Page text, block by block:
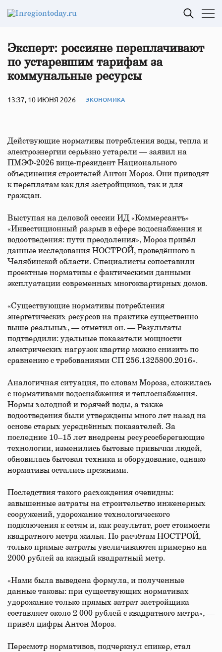
Эксперт: россияне переплачивают
по устаревшим тарифам за
коммунальные ресурсы
13:37, 10 ИЮНЯ 2026 ЭКОНОМИКА
Действующие нормативы потребления воды, тепла и
электроэнергии серьёзно устарели — заявил на
ПМЭФ-2026 вице-президент Национального
объединения строителей Антон Мороз. Они приводят
к переплатам как для застройщиков, так и для
граждан.
Выступая на деловой сессии ИД «Коммерсантъ»
«Инвестиционный разрыв в сфере водоснабжения и
водоотведения: пути преодоления», Мороз привёл
данные исследования НОСТРОЙ, проведённого в
Челябинской области. Специалисты сопоставили
проектные нормативы с фактическими данными
эксплуатации современных многоквартирных домов.
«Существующие нормативы потребления
энергетических ресурсов на практике существенно
выше реальных, — отметил он. — Результаты
подтвердили: удельные показатели мощности
электрических нагрузок квартир можно снизить по
сравнению с требованиями СП 256.1325800.2016».
Аналогичная ситуация, по словам Мороза, сложилась
с нормативами водоснабжения и теплоснабжения.
Нормы холодной и горячей воды, а также
водоотведения были утверждены много лет назад на
основе старых усреднённых показателей. За
последние 10–15 лет внедрены ресурсосберегающие
технологии, изменились бытовые привычки людей,
обновилась бытовая техника и оборудование, однако
нормативы остались прежними.
Последствия такого расхождения очевидны:
завышенные затраты на строительство инженерных
сооружений, удорожание технологического
подключения к сетям и, как результат, рост стоимости
квадратного метра жилья. По расчётам НОСТРОЙ,
только прямые затраты увеличиваются примерно на
2000 рублей за каждый квадратный метр.
«Нами была выведена формула, и полученные
данные таковы: при существующих нормативах
удорожание только прямых затрат застройщика
составляет около 2 000 рублей с квадратного метра», —
привёл цифры Антон Мороз.
Пересмотр нормативов, подчеркнул спикер, стал